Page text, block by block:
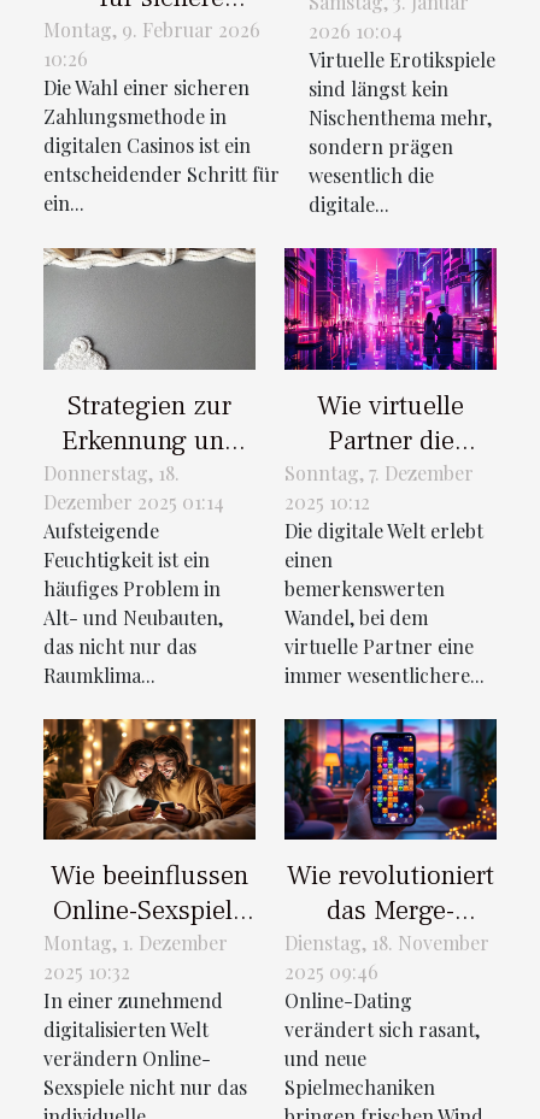
Zahlungsmethoden
in digitalen Casinos
Montag, 9. Februar 2026
10:26
Die Wahl einer sicheren
Zahlungsmethode in
digitalen Casinos ist ein
entscheidender Schritt für
ein...
Trends von
morgen?
2026 10:04
Virtuelle Erotikspiele
sind längst kein
Nischenthema mehr,
sondern prägen
wesentlich die
digitale...
Strategien zur
Erkennung und
dauerhaften
Beseitigung von
aufsteigender
Feuchtigkeit
Donnerstag, 18.
Dezember 2025 01:14
Aufsteigende
Feuchtigkeit ist ein
häufiges Problem in
Alt- und Neubauten,
das nicht nur das
Raumklima...
Wie virtuelle
Partner die
Zukunft der
Online-
Beziehungen
prägen
Sonntag, 7. Dezember
2025 10:12
Die digitale Welt erlebt
einen
bemerkenswerten
Wandel, bei dem
virtuelle Partner eine
immer wesentlichere...
Wie beeinflussen
Online-Sexspiele
die moderne
Partnerschaft?
Montag, 1. Dezember
2025 10:32
In einer zunehmend
digitalisierten Welt
verändern Online-
Sexspiele nicht nur das
Wie revolutioniert
das Merge-
Puzzle-Gameplay
das Online-
Dating-
Spielerlebnis?
Dienstag, 18. November
2025 09:46
Online-Dating
verändert sich rasant,
und neue
Spielmechaniken